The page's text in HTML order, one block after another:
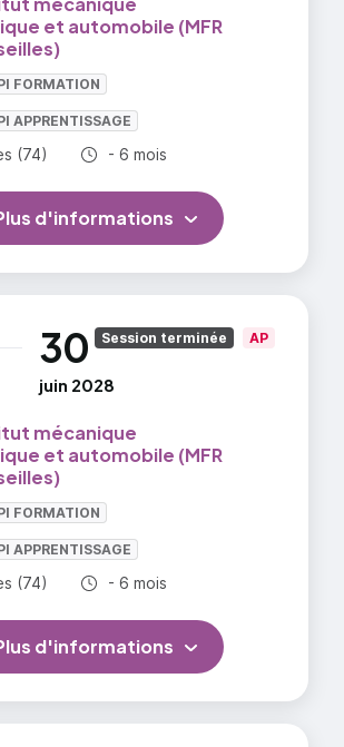
les performances,
erreur humaine, danger sur le lieu de
et automobile (MFR
FORMATION
APPRENTISSAGE
:
(74) Durée totale :
- 6 mois
d'informations
30
juin 2028
mécanique
et automobile (MFR
FORMATION
APPRENTISSAGE
:
(74) Durée totale :
- 6 mois
Session terminée AP
d'informations